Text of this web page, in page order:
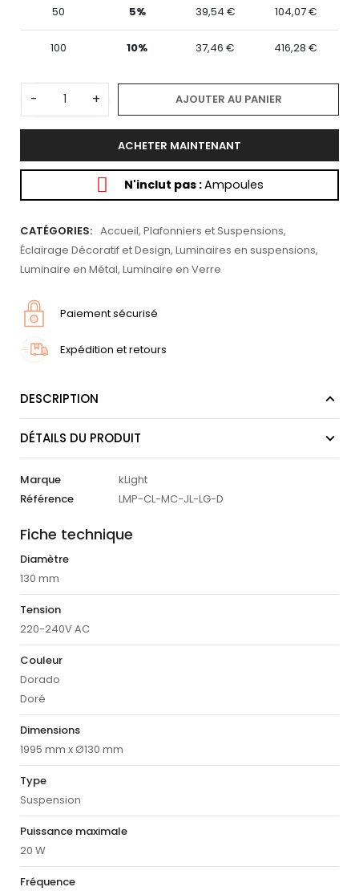
50 5% 39,54 € 104,07 €
100 10% 37,46 € 416,28 €
- + AJOUTER AU PANIER
ACHETER MAINTENANT
N'inclut pas :Ampoules
CATÉGORIES: Accueil, Plafonniers et Suspensions,
Éclairage Décoratif et Design, Luminaires en suspensions,
Luminaire en Métal, Luminaire en Verre
Paiement sécurisé
Expédition et retours
DESCRIPTION
DÉTAILS DU PRODUIT
Marque
kLight
Référence
LMP-CL-MC-JL-LG-D
Fiche technique
Diamètre
130 mm
Tension
220-240V AC
Couleur
Dorado
Doré
Dimensions
1995 mm x Ø130 mm
Type
Suspension
Puissance maximale
20 W
Fréquence